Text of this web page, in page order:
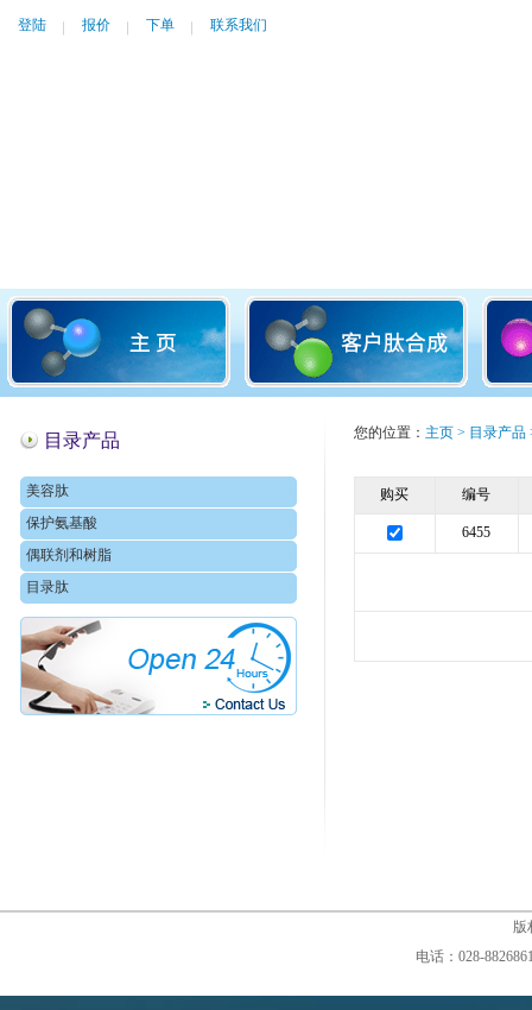
登陆 报价 下单 联系我们
目录产品
美容肽
保护氨基酸
偶联剂和树脂
目录肽
您的位置： 主页> 目录产品
购买 编号
6455
版
电话：028-